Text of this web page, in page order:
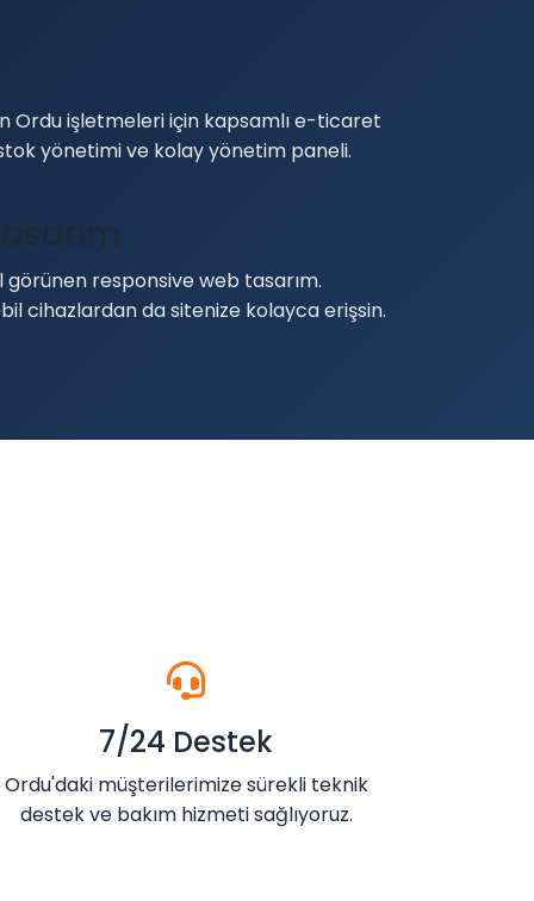
Ordu işletmeleri için kapsamlı e-ticaret
yönetimi ve kolay yönetim paneli.
responsive web tasarım.
cihazlardan da sitenize kolayca erişsin.
7/24 Destek
Ordu'daki müşterilerimize sürekli teknik
destek ve bakım hizmeti sağlıyoruz.